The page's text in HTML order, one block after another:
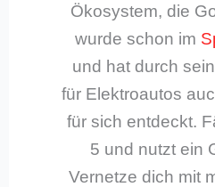
Ökosystem, die
wurde schon im
und hat durch
für Elektroautos
für sich entdeckt.
5 und nutzt ein
Vernetze dich mit